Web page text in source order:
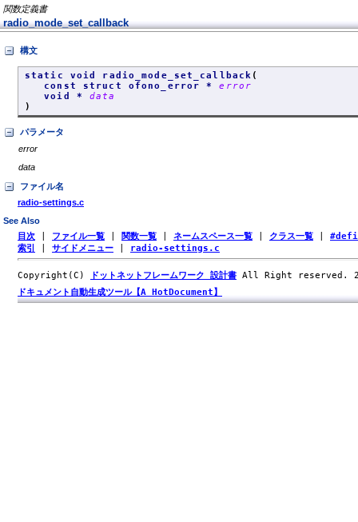
関数定義書
radio_mode_set_callback
構文
static void radio_mode_set_callback (
const struct ofono_error *error
void *data
)
パラメータ
error
data
ファイル名
radio-settings.c
See Also
目次 ファイル一覧 関数一覧 ネームスペース一覧 クラス一覧
索引
サイドメニュー radio-settings.c
Copyright(C) ドットネットフレームワーク 設計書 All Right reserved.
ドキュメント自動生成ツール【A HotDocument】